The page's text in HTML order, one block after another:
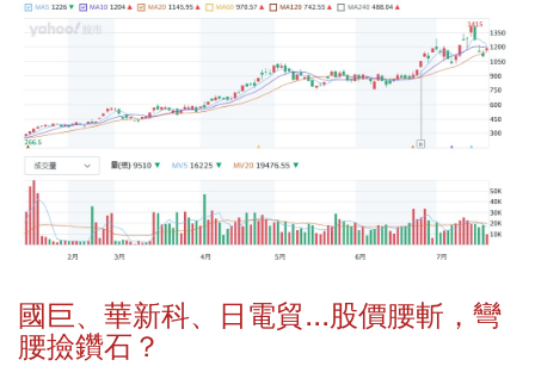
國巨、華新科、日電貿...股價腰斬，彎
腰撿鑽石？